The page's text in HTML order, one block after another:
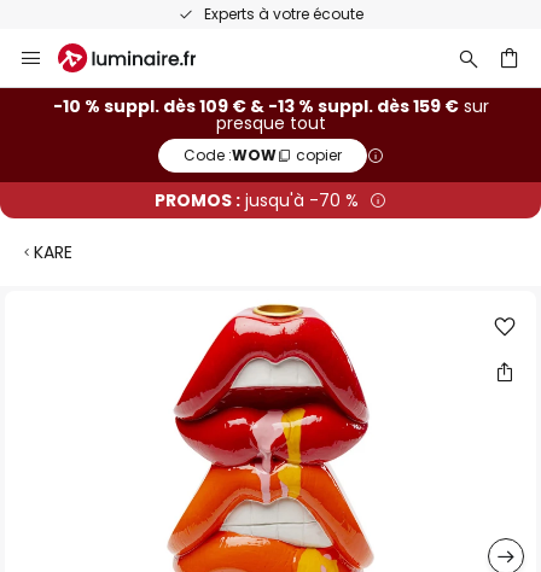
Experts à votre écoute
Allez
au
contenu
-10 % suppl. dès 109 € & -13 % suppl. dès 159 €sur
presque tout
Code :WOW copier
PROMOS : jusqu'à -70 %
KARE